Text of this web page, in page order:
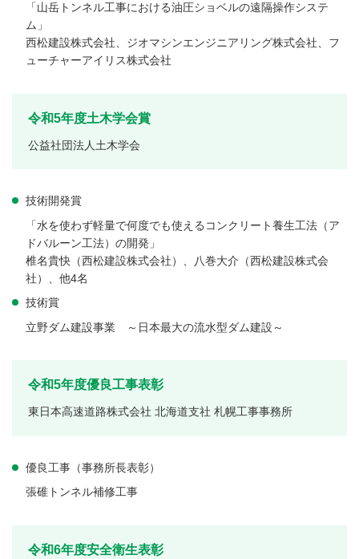
「山岳トンネル工事における油圧ショベルの遠隔操作システ
ム」
西松建設株式会社、ジオマシンエンジニアリング株式会社、フ
ューチャーアイリス株式会社
令和5年度土木学会賞
公益社団法人土木学会
技術開発賞
「水を使わず軽量で何度でも使えるコンクリート養生工法（ア
ドバルーン工法）の開発」
椎名貴快（西松建設株式会社）、八巻大介（西松建設株式会
社）、他4名
技術賞
立野ダム建設事業 ～日本最大の流水型ダム建設～
令和5年度優良工事表彰
東日本高速道路株式会社 北海道支社 札幌工事事務所
優良工事（事務所長表彰）
張碓トンネル補修工事
令和6年度安全衛生表彰